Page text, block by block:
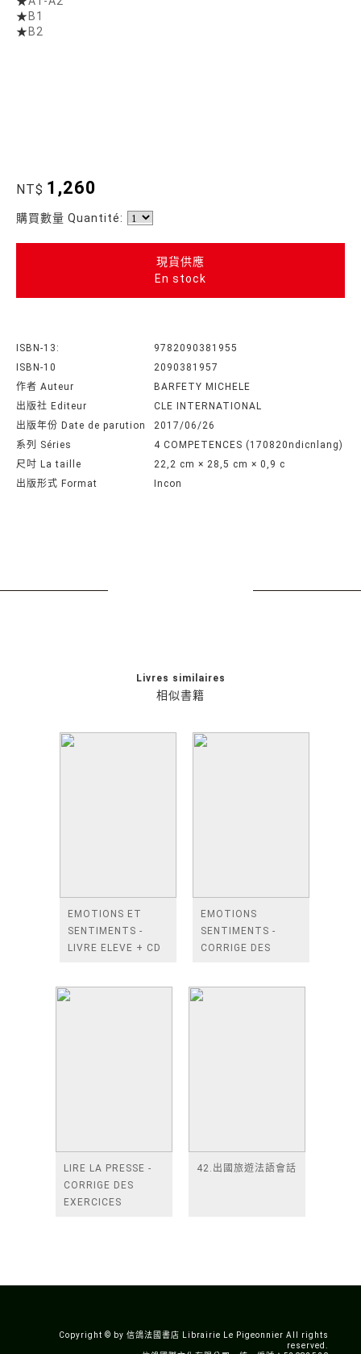
★ B1
★ B2
NT$ 1,260
購買數量 Quantité:
現貨供應
En stock
ISBN-13:
9782090381955
ISBN-10
2090381957
作者 Auteur
BARFETY MICHELE
出版社 Editeur
CLE INTERNATIONAL
出版年份 Date de parution
2017/06/26
系列 Séries
4 COMPETENCES (170820ndicnlang)
尺吋 La taille
22,2 cm × 28,5 cm × 0,9 c
出版形式 Format
Incon
相似書籍
Livres similaires
EMOTIONS ET
SENTIMENTS -
LIVRE ELEVE + CD
EMOTIONS
SENTIMENTS -
CORRIGE DES
LIRE LA PRESSE -
CORRIGE DES
EXERCICES
42.出國旅遊法語會話
Copyright © by 信鴿法國書店 Librairie Le Pigeonnier All rights
reserved.